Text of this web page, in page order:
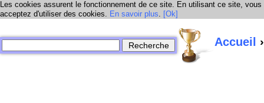
Les cookies assurent le fonctionnement de ce site. En utilisant ce site, vous
acceptez d'utiliser des cookies. En savoir plus. [Ok]
Accueil